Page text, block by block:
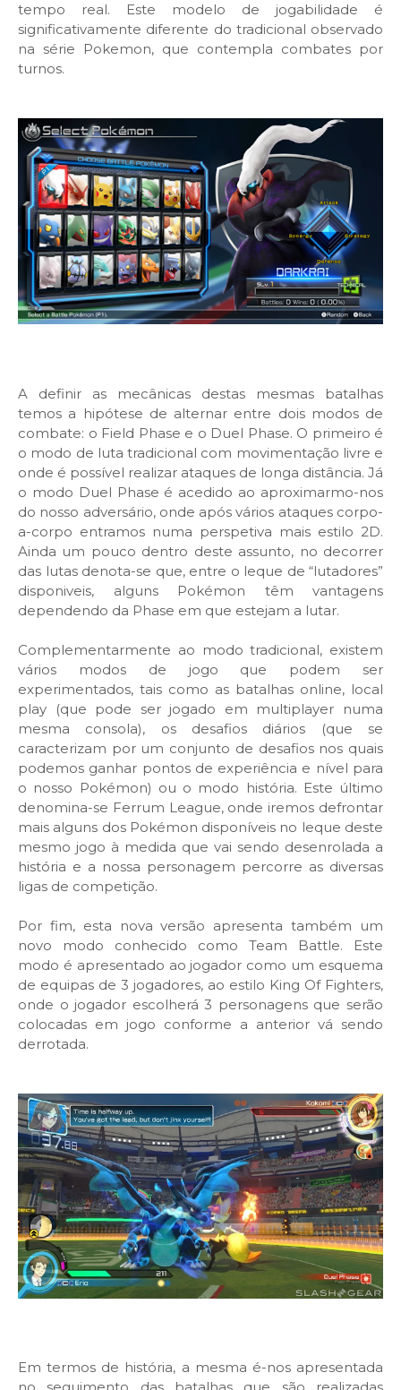
tempo real. Este modelo de jogabilidade é
significativamente diferente do tradicional observado
na série Pokemon, que contempla combates por
turnos.
A definir as mecânicas destas mesmas batalhas
temos a hipótese de alternar entre dois modos de
combate: o Field Phase e o Duel Phase. O primeiro é
o modo de luta tradicional com movimentação livre e
onde é possível realizar ataques de longa distância. Já
o modo Duel Phase é acedido ao aproximarmo-nos
do nosso adversário, onde após vários ataques corpo-
a-corpo entramos numa perspetiva mais estilo 2D.
Ainda um pouco dentro deste assunto, no decorrer
das lutas denota-se que, entre o leque de “lutadores”
disponiveis, alguns Pokémon têm vantagens
dependendo da Phase em que estejam a lutar.
Complementarmente ao modo tradicional, existem
vários modos de jogo que podem ser
experimentados, tais como as batalhas online, local
play (que pode ser jogado em multiplayer numa
mesma consola), os desafios diários (que se
caracterizam por um conjunto de desafios nos quais
podemos ganhar pontos de experiência e nível para
o nosso Pokémon) ou o modo história. Este último
denomina-se Ferrum League, onde iremos defrontar
mais alguns dos Pokémon disponíveis no leque deste
mesmo jogo à medida que vai sendo desenrolada a
história e a nossa personagem percorre as diversas
ligas de competição.
Por fim, esta nova versão apresenta também um
novo modo conhecido como Team Battle. Este
modo é apresentado ao jogador como um esquema
de equipas de 3 jogadores, ao estilo King Of Fighters,
onde o jogador escolherá 3 personagens que serão
colocadas em jogo conforme a anterior vá sendo
derrotada.
Em termos de história, a mesma é-nos apresentada